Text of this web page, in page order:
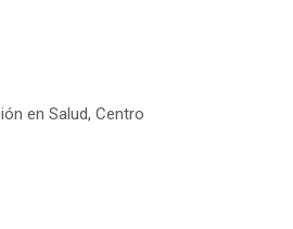
en Salud, Centro